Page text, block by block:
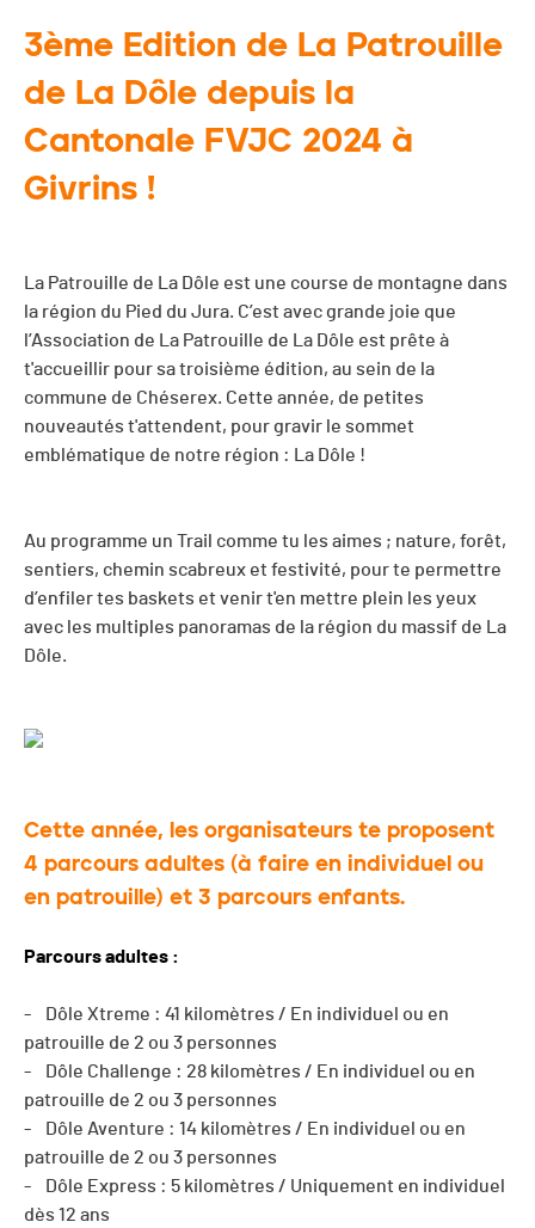
3ème Edition de La Patrouille
de La Dôle depuis la
Cantonale FVJC 2024 à
Givrins !
La Patrouille de La Dôle est une course de montagne dans
la région du Pied du Jura. C’est avec grande joie que
l’Association de La Patrouille de La Dôle est prête à
t'accueillir pour sa troisième édition, au sein de la
commune de Chéserex. Cette année, de petites
nouveautés t'attendent, pour gravir le sommet
emblématique de notre région : La Dôle !
Au programme un Trail comme tu les aimes ; nature, forêt,
sentiers, chemin scabreux et festivité, pour te permettre
d’enfiler tes baskets et venir t'en mettre plein les yeux
avec les multiples panoramas de la région du massif de La
Dôle.
Cette année, les organisateurs te proposent
4 parcours adultes (à faire en individuel ou
en patrouille) et 3 parcours enfants.
Parcours adultes :
- Dôle Xtreme : 41 kilomètres / En individuel ou en
patrouille de 2 ou 3 personnes
- Dôle Challenge : 28 kilomètres / En individuel ou en
patrouille de 2 ou 3 personnes
- Dôle Aventure : 14 kilomètres / En individuel ou en
patrouille de 2 ou 3 personnes
- Dôle Express : 5 kilomètres / Uniquement en individuel
dès 12 ans